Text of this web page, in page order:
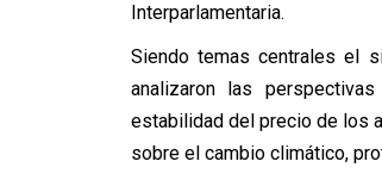
Interparlamentaria.
Siendo temas centrales el
analizaron las
estabilidad del precio de los
sobre el cambio climático,